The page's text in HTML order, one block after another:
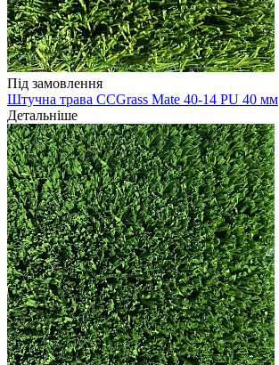
Під замовлення
Штучна трава CCGrass Mate 40-14 PU 40 мм
Детальніше